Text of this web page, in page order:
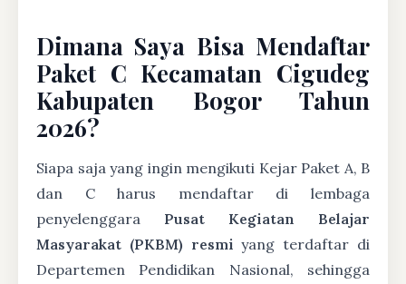
Dimana Saya Bisa Mendaftar
Paket C Kecamatan Cigudeg
Kabupaten Bogor Tahun
2026?
Siapa saja yang ingin mengikuti Kejar Paket A, B
dan C harus mendaftar di lembaga
penyelenggara Pusat Kegiatan Belajar
Masyarakat (PKBM) resmi yang terdaftar di
Departemen Pendidikan Nasional, sehingga